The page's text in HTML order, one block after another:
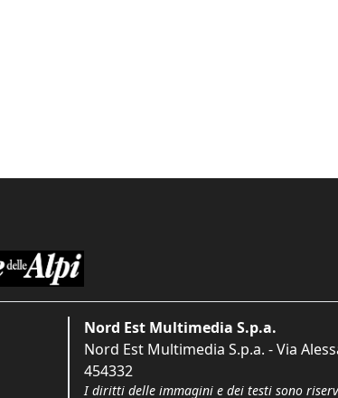
Nord Est Multimedia S.p.a.
Nord Est Multimedia S.p.a. - Via
454332
I diritti delle immagini e dei testi sono